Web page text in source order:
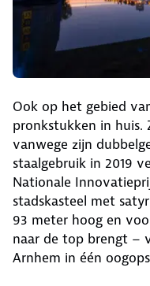
Ook op het gebied
pronkstukken in huis.
vanwege zijn
staalgebruik in 2019
Nationale
stadskasteel met
93 meter hoog en
naar de top brengt –
Arnhem in één